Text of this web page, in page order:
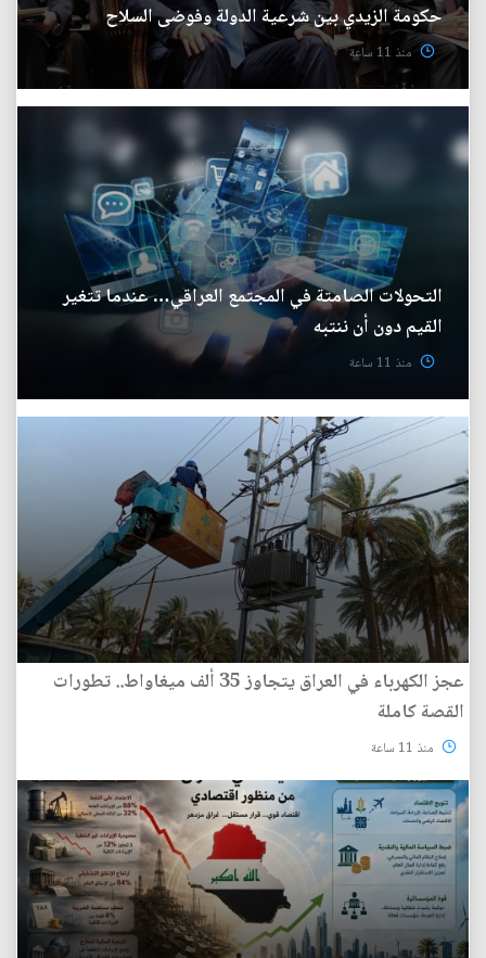
حكومة الزيدي بين شرعية الدولة وفوضى السلاح
منذ 11 ساعة
التحولات الصامتة في المجتمع العراقي… عندما تتغير
القيم دون أن ننتبه
منذ 11 ساعة
عجز الكهرباء في العراق يتجاوز 35 ألف ميغاواط.. تطورات
القصة كاملة
منذ 11 ساعة